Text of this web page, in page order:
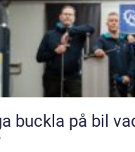
på bil vad lönar sig och hur går det